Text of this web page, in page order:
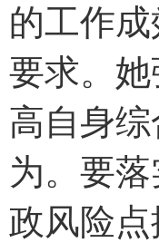
的工作
要求。
高自身
为。要
政风险